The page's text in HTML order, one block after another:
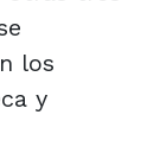
los
y